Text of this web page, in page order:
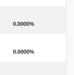
0.0000%
0.0000%